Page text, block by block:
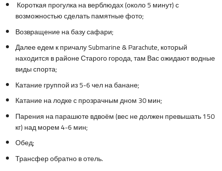
Короткая прогулка на верблюдах (около 5 минут) с
возможностью сделать памятные фото;
Возвращение на базу сафари;
Далее едем к причалу Submarine & Parachute, который
находится в районе Старого города, там Вас ожидают водные
виды спорта;
Катание группой из 5-6 чел на банане;
Катание на лодке с прозрачным дном 30 мин;
Парения на парашюте вдвоём (вес не должен превышать 150
кг) над морем 4-6 мин;
Обед;
Трансфер обратно в отель.